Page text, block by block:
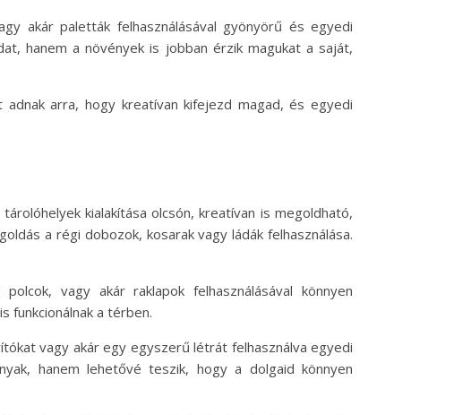
akár paletták felhasználásával gyönyörű és egyedi
hanem a növények is jobban érzik magukat a saját,
arra, hogy kreatívan kifejezd magad, és egyedi
kialakítása olcsón, kreatívan is megoldható,
a régi dobozok, kosarak vagy ládák felhasználása.
vagy akár raklapok felhasználásával könnyen
funkcionálnak a térben.
vagy akár egy egyszerű létrát felhasználva egyedi
hanem lehetővé teszik, hogy a dolgaid könnyen